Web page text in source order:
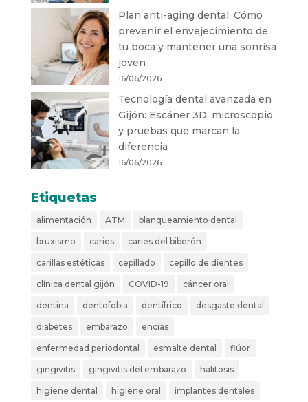
Plan anti-aging dental: Cómo
prevenir el envejecimiento de
tu boca y mantener una sonrisa
joven
16/06/2026
Tecnología dental avanzada en
Gijón: Escáner 3D, microscopio
y pruebas que marcan la
diferencia
16/06/2026
Etiquetas
alimentación ATM blanqueamiento dental
bruxismo caries caries del biberón
carillas estéticas cepillado cepillo de dientes
clínica dental gijón COVID-19 cáncer oral
dentina dentofobia dentífrico desgaste dental
diabetes embarazo encías
enfermedad periodontal esmalte dental flúor
gingivitis gingivitis del embarazo halitosis
higiene dental higiene oral implantes dentales